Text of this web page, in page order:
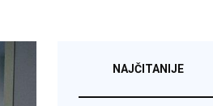
NAJČITANIJE